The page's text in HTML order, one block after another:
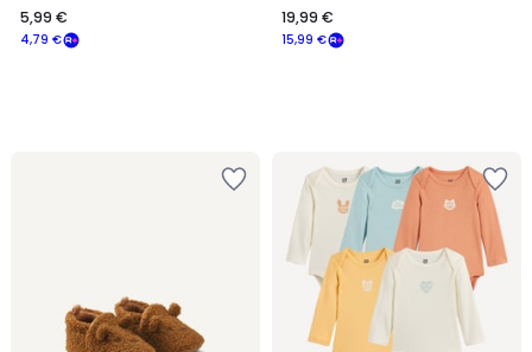
€
souscrivez
4,79 €
5,99 €
15,99 €
19,99 €